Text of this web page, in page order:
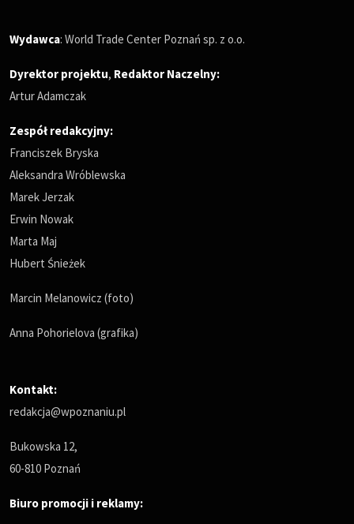
Wydawca: World Trade Center Poznań sp. z o.o.
Dyrektor projektu, Redaktor Naczelny:
Artur Adamczak
Zespół redakcyjny:
Franciszek Bryska
Aleksandra Wróblewska
Marek Jerzak
Erwin Nowak
Marta Maj
Hubert Śnieżek
Marcin Melanowicz (foto)
Anna Pohorielova (grafika)
Kontakt:
redakcja@wpoznaniu.pl
Bukowska 12,
60-810 Poznań
Biuro promocji i reklamy: